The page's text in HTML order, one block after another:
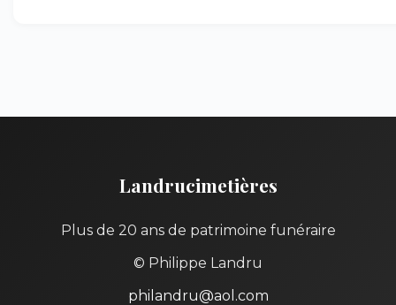
Landrucimetières
Plus de 20 ans de patrimoine funéraire
© Philippe Landru
philandru@aol.com